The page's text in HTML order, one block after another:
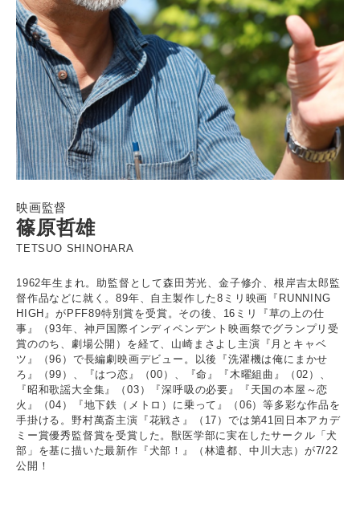
映画監督
篠原哲雄
TETSUO SHINOHARA
1962年生まれ。助監督として森田芳光、金子修介、根岸吉太郎監
督作品などに就く。89年、自主製作した8ミリ映画『RUNNING
HIGH』がPFF89特別賞を受賞。その後、16ミリ『草の上の仕
事』（93年、神戸国際インディペンデント映画祭でグランプリ受
賞ののち、劇場公開）を経て、山崎まさよし主演『月とキャベ
ツ』（96）で長編劇映画デビュー。以後『洗濯機は俺にまかせ
ろ』（99）、『はつ恋』（00）、『命』『木曜組曲』（02）、
『昭和歌謡大全集』（03）『深呼吸の必要』『天国の本屋～恋
火』（04）『地下鉄（メトロ）に乗って』（06）等多彩な作品を
手掛ける。野村萬斎主演『花戦さ』（17）では第41回日本アカデ
ミー賞優秀監督賞を受賞した。獣医学部に実在したサークル「犬
部」を基に描いた最新作『犬部！』（林遣都、中川大志）が7/22
公開！